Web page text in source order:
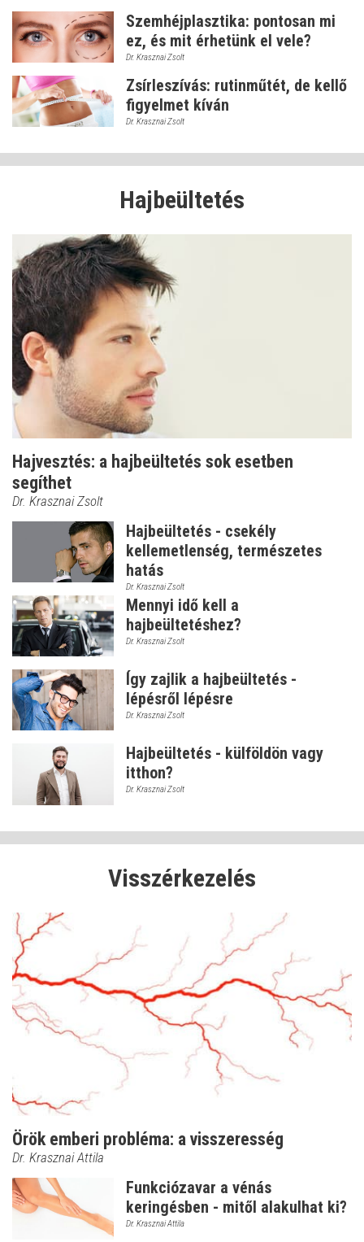
Szemhéjplasztika: pontosan mi
ez, és mit érhetünk el vele?
Dr. Krasznai Zsolt
Zsírleszívás: rutinműtét, de kellő
figyelmet kíván
Dr. Krasznai Zsolt
Hajbeültetés
Hajvesztés: a hajbeültetés sok esetben
segíthet
Dr. Krasznai Zsolt
Hajbeültetés - csekély
kellemetlenség, természetes
hatás
Dr. Krasznai Zsolt
Mennyi idő kell a
hajbeültetéshez?
Dr. Krasznai Zsolt
Így zajlik a hajbeültetés -
lépésről lépésre
Dr. Krasznai Zsolt
Hajbeültetés - külföldön vagy
itthon?
Dr. Krasznai Zsolt
Visszérkezelés
Örök emberi probléma: a visszeresség
Dr. Krasznai Attila
Funkciózavar a vénás
keringésben - mitől alakulhat ki?
Dr. Krasznai Attila